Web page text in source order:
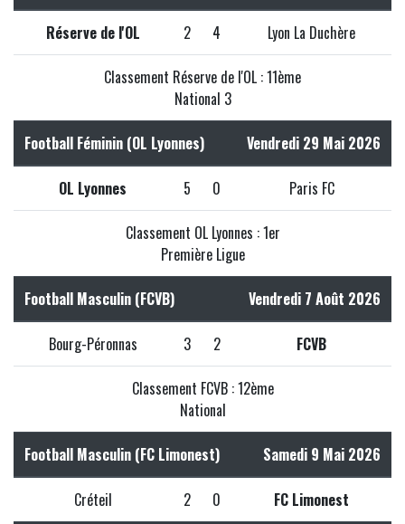
Réserve de l'OL 2 4 Lyon La Duchère
Classement Réserve de l'OL : 11ème
National 3
Football Féminin (OL Lyonnes) Vendredi 29 Mai 2026
OL Lyonnes 5 0 Paris FC
Classement OL Lyonnes : 1er
Première Ligue
Football Masculin (FCVB) Vendredi 7 Août 2026
Bourg-Péronnas 3 2 FCVB
Classement FCVB : 12ème
National
Football Masculin (FC Limonest) Samedi 9 Mai 2026
Créteil 2 0 FC Limonest